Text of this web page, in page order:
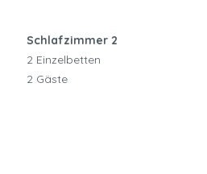
Schlafzimmer 2
2 Einzelbetten
2 Gäste